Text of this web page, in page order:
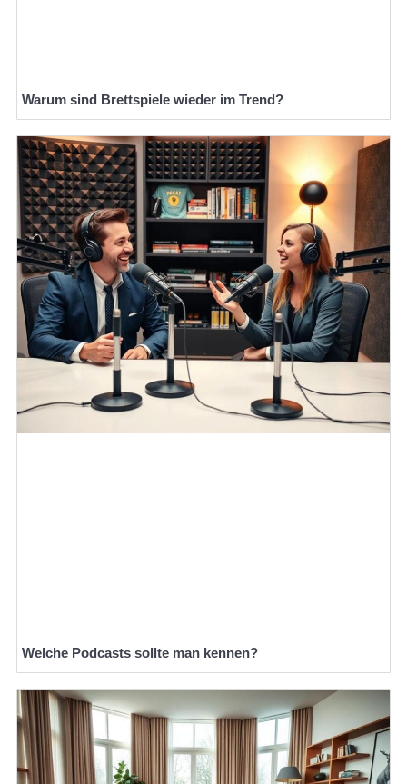
Warum sind Brettspiele wieder im Trend?
Welche Podcasts sollte man kennen?